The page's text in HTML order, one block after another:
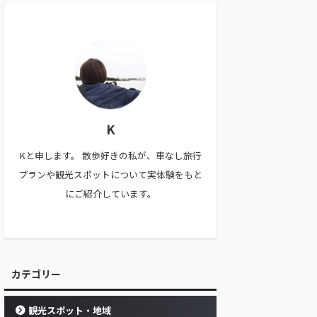
K
Kと申します。 散歩好きの私が、車なし旅行
プランや観光スポットについて実体験をもと
にご紹介しています。
カテゴリー
観光スポット・地域